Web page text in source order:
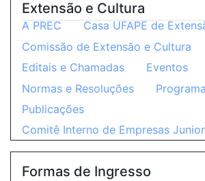
Extensão e Cultura
A PREC
Casa UFAPE de
Comissão de Extensão e Cultura
Editais e Chamadas
Eventos
Normas e Resoluções
Publicações
Comitê Interno de Empresas
Formas de Ingresso